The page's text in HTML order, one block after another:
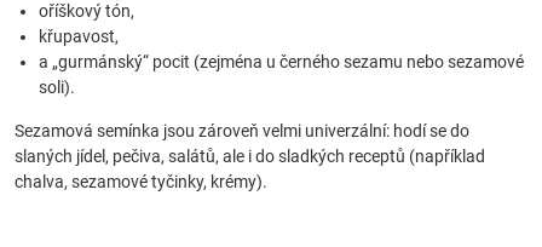
oříškový tón,
křupavost,
a „gurmánský“ pocit (zejména u černého sezamu nebo sezamové
soli).
Sezamová semínka jsou zároveň velmi univerzální: hodí se do
slaných jídel, pečiva, salátů, ale i do sladkých receptů (například
chalva, sezamové tyčinky, krémy).